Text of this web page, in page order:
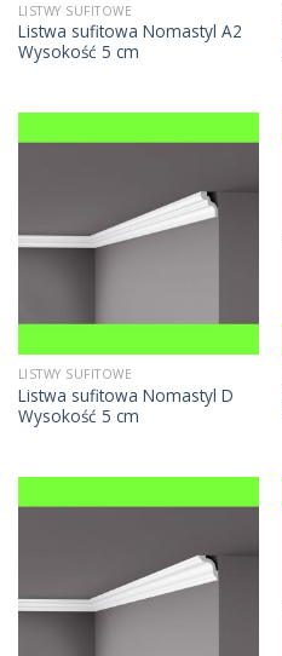
LISTWY SUFITOWE
Listwa sufitowa Nomastyl A2
Wysokość 5 cm
LISTWY SUFITOWE
Listwa sufitowa Nomastyl D
Wysokość 5 cm